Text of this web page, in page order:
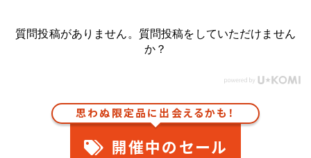
質問投稿がありません。質問投稿をしていただけません
か？
思わぬ限定品に出会えるかも！
開催中のセール